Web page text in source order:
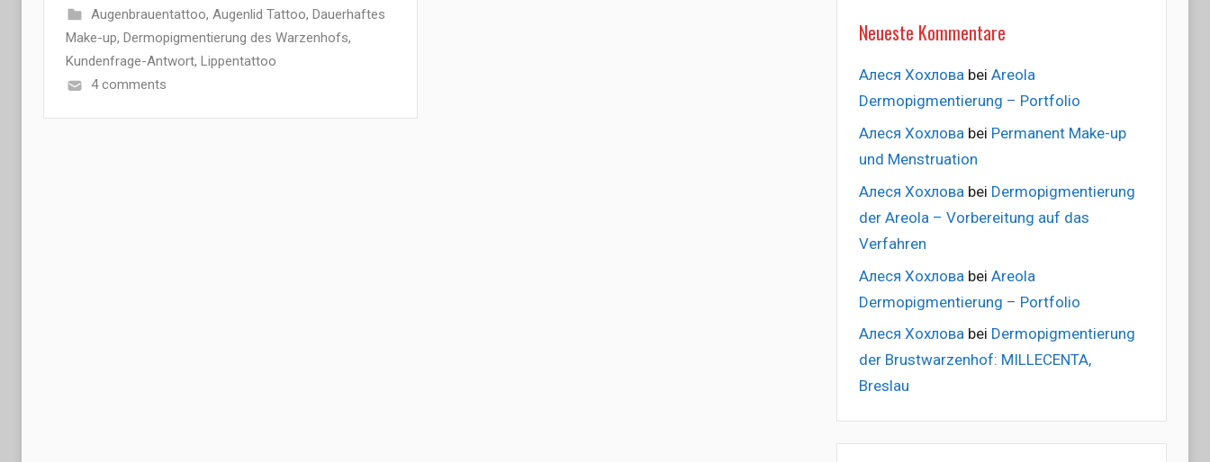
Augenbrauentattoo, Augenlid Tattoo, Dauerhaftes
Make-up, Dermopigmentierung des Warzenhofs,
Kundenfrage-Antwort, Lippentattoo
4 comments
Neueste Kommentare
Алеся Хохловаbei Areola
Dermopigmentierung – Portfolio
Алеся Хохловаbei Permanent Make-up
und Menstruation
Алеся Хохлова bei Dermopigmentierung
der Areola – Vorbereitung auf das
Verfahren
Алеся Хохлова bei Areola
Dermopigmentierung – Portfolio
Алеся Хохловаbei Dermopigmentierung
der Brustwarzenhof: MILLECENTA,
Breslau